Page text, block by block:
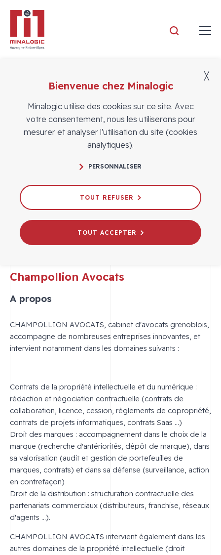
Adhérents
Champollion Avocats
A propos
CHAMPOLLION AVOCATS, cabinet d'avocats grenoblois,
accompagne de nombreuses entreprises innovantes, et
intervient notamment dans les domaines suivants :
Contrats de la propriété intellectuelle et du numérique :
rédaction et négociation contractuelle (contrats de
collaboration, licence, cession, règlements de copropriété,
contrats de projets informatiques, contrats Saas ...)
Droit des marques : accompagnement dans le choix de la
marque (recherche d'antériorités, dépôt de marque), dans
sa valorisation (audit et gestion de portefeuilles de
marques, contrats) et dans sa défense (surveillance, action
en contrefaçon)
Droit de la distribution : structuration contractuelle des
partenariats commerciaux (distributeurs, franchise, réseaux
d'agents ...).
CHAMPOLLION AVOCATS intervient également dans les
autres domaines de la propriété intellectuelle (droit
Bienvenue chez Minalogic
Minalogic utilise des cookies sur ce site. Avec
votre consentement, nous les utiliserons pour
mesurer et analyser l'utilisation du site (cookies
analytiques).
PERSONNALISER
TOUT REFUSER
TOUT ACCEPTER
╳